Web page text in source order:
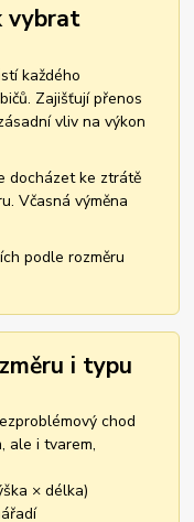
vybrat
každého
Zajišťují přenos
vliv na výkon
docházet ke ztrátě
Včasná výměna
podle rozměru
i typu
chod
ale i tvarem,
× délka)